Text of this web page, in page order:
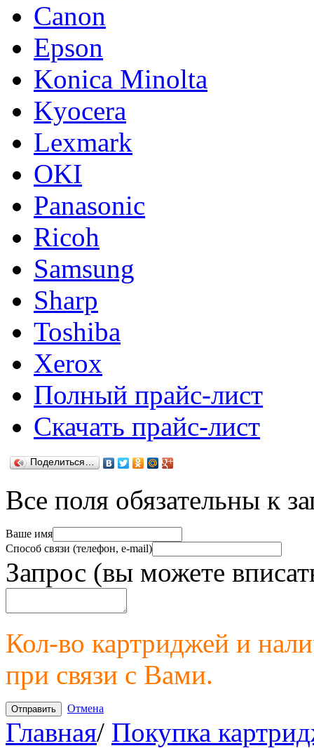
Canon
Epson
Konica Minolta
Kyocera
Lexmark
OKI
Panasonic
Ricoh
Samsung
Sharp
Toshiba
Xerox
Полный прайс-лист
Скачать прайс-лист
Поделиться…
Все поля обязательны к
Ваше имя
Способ связи (телефон, e-mail)
Запрос (вы можете
Кол-во картриджей и
при связи с Вами.
Отмена
Главная/ Покупка